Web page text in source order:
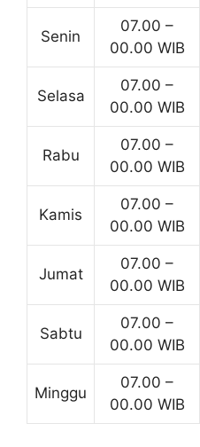
Senin
07.00 –
00.00 WIB
Selasa
07.00 –
00.00 WIB
Rabu
07.00 –
00.00 WIB
Kamis
07.00 –
00.00 WIB
Jumat
07.00 –
00.00 WIB
Sabtu
07.00 –
00.00 WIB
Minggu
07.00 –
00.00 WIB